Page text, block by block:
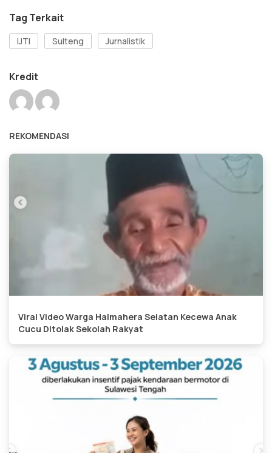
Tag Terkait
IJTI Sulteng Jurnalistik
Kredit
REKOMENDASI
Viral Video Warga Halmahera Selatan Kecewa Anak
Cucu Ditolak Sekolah Rakyat